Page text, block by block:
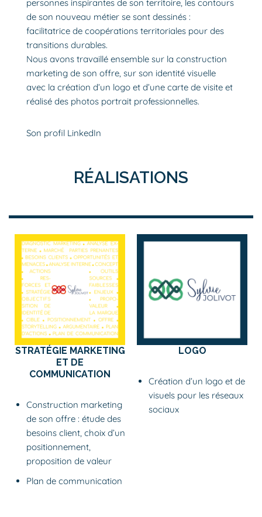
personnes inspirantes de son territoire, les contours
de son nouveau métier se sont dessinés :
facilitatrice de coopérations territoriales pour des
transitions durables.
Nous avons travaillé ensemble sur la construction
marketing de son offre, sur son identité visuelle
avec la création d’un logo et d’une carte de visite et
réalisé des photos portrait professionnelles.
Son profil LinkedIn
RÉALISATIONS
STRATÉGIE MARKETING
ET DE
COMMUNICATION
Construction marketing
de son offre : étude des
besoins client, choix d’un
positionnement,
proposition de valeur
Plan de communication
LOGO
Création d’un logo et de
visuels pour les réseaux
sociaux